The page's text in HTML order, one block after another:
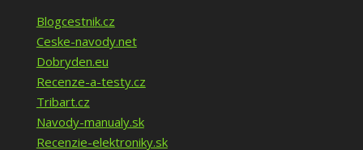
Blogcestnik.cz
Ceske-navody.net
Dobryden.eu
Recenze-a-testy.cz
Tribart.cz
Navody-manualy.sk
Recenzie-elektroniky.sk